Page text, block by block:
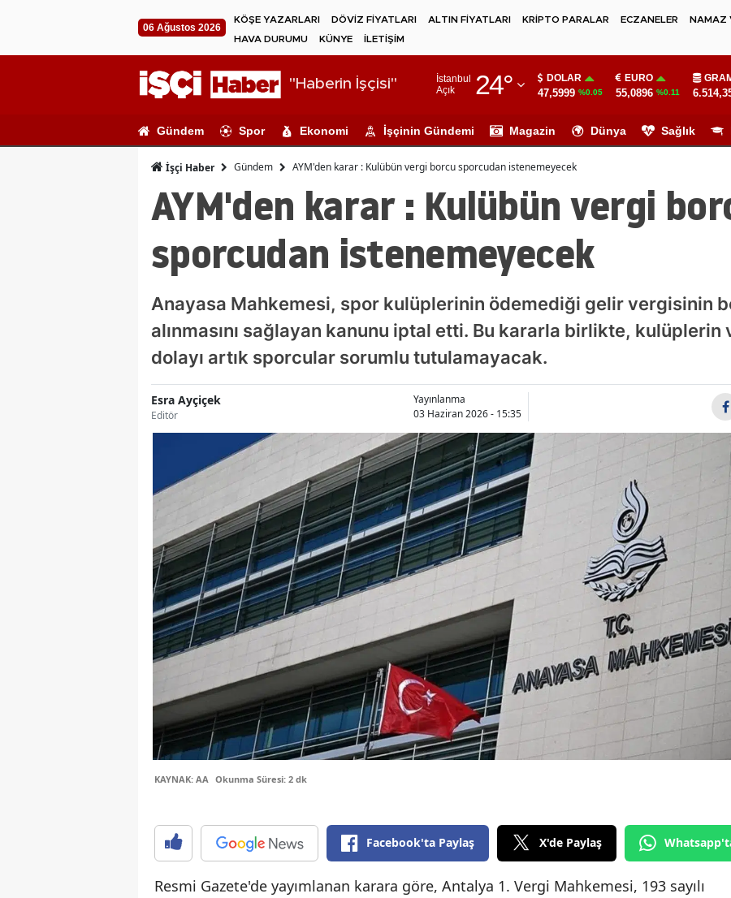
06 Ağustos 2026
KÖŞE YAZARLARI DÖVİZ FİYATLARI ALTIN FİYATLARI KRİPTO PARALAR ECZANELER
NAMAZ
HAVA DURUMU
KÜNYE İLETİŞİM
"Haberin İşçisi"
İstanbul
Açık
24°
Adıyaman
Ağrı
Ankara
Antalya
Aydın
Bilecik
Bingöl
Bitlis
Bolu
Burdur
Bursa
Çanakkale
Çankırı
Çorum
Denizli
Diyarbakır
Edirne
Erzurum
Eskişehir
DOLAR
47,5999 %0.05
EURO
55,0896 %0.11
Gündem Spor Ekonomi İşçinin Gündemi Magazin Dünya Sağlık
İşçi Haber Gündem AYM'den karar : Kulübün vergi borcu sporcudan istenemeyecek
AYM'den karar : Kulübün vergi
sporcudan istenemeyecek
Anayasa Mahkemesi, spor kulüplerinin ödemediği gelir vergisinin
alınmasını sağlayan kanunu iptal etti. Bu kararla birlikte, kulüplerin
dolayı artık sporcular sorumlu tutulamayacak.
Esra Ayçiçek
Editör
Yayınlanma
03 Haziran 2026 - 15:35
KAYNAK: AA Okunma Süresi: 2 dk
Facebook'ta Paylaş X'de Paylaş
Resmi Gazete'de yayımlanan karara göre, Antalya 1. Vergi Mahkemesi, 193 sayılı